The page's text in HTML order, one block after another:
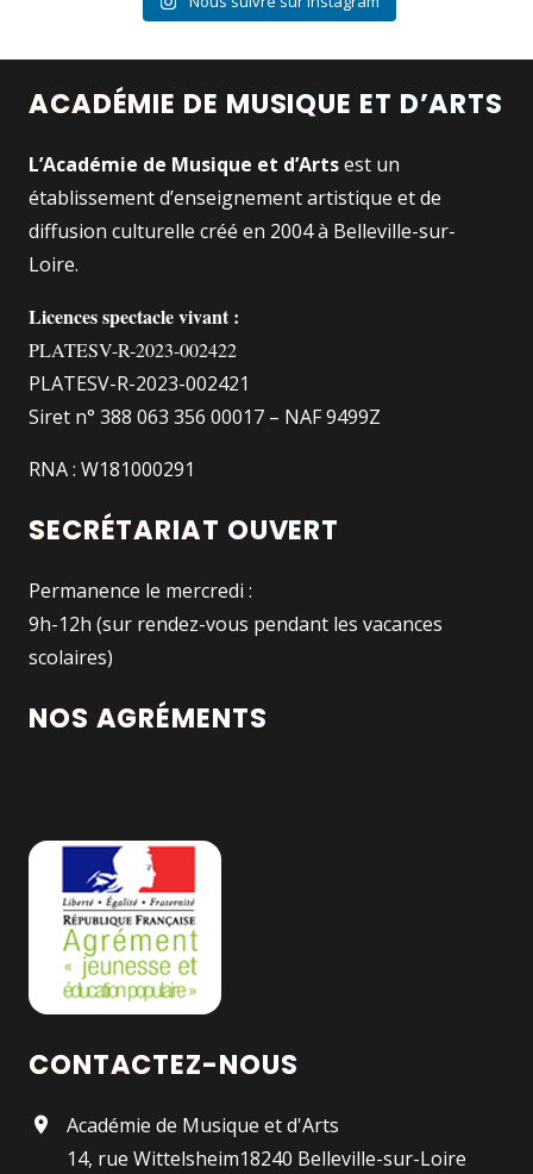
ACADÉMIE DE MUSIQUE ET D’ARTS
L’Académie de Musique et d’Artsest un
établissement d’enseignement artistique et de
diffusion culturelle créé en 2004 à Belleville-sur-
Loire.
Licences spectacle vivant :
PLATESV-R-2023-002422
PLATESV-R-2023-002421
Siret n° 388 063 356 00017 – NAF 9499Z
RNA : W181000291
SECRÉTARIAT OUVERT
Permanence le mercredi :
9h-12h (sur rendez-vous pendant les vacances
scolaires)
NOS AGRÉMENTS
CONTACTEZ-NOUS
Académie de Musique et d'Arts
14, rue Wittelsheim18240 Belleville-sur-Loire